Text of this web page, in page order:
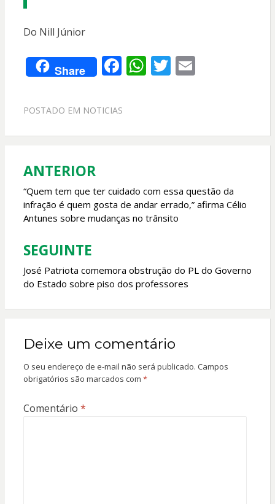
Do Nill Júnior
Share F
e
o
k
W
A
p
T E
POSTADO EM NOTICIAS
Navegação
de
Post
ANTERIOR
“Quem tem que ter cuidado com essa questão da
infração é quem gosta de andar errado,” afirma Célio
Antunes sobre mudanças no trânsito
SEGUINTE
José Patriota comemora obstrução do PL do Governo
do Estado sobre piso dos professores
Deixe um comentário
O seu endereço de e-mail não será publicado. Campos
obrigatórios são marcados com *
Comentário *